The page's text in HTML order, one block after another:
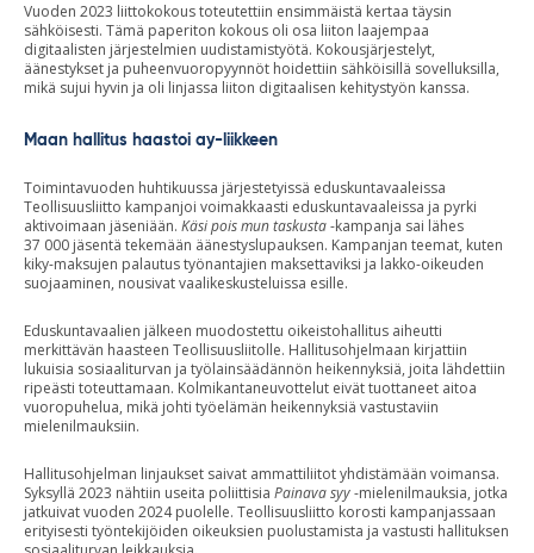
Vuoden 2023 liittokokous toteutettiin ensimmäistä kertaa täysin
sähköisesti. Tämä paperiton kokous oli osa liiton laajempaa
digitaalisten järjestelmien uudistamistyötä. Kokousjärjestelyt,
äänestykset ja puheenvuoropyynnöt hoidettiin sähköisillä sovelluksilla,
mikä sujui hyvin ja oli linjassa liiton digitaalisen kehitystyön kanssa.
Maan hallitus haastoi ay-liikkeen
Toimintavuoden huhtikuussa järjestetyissä eduskuntavaaleissa
Teollisuusliitto kampanjoi voimakkaasti eduskuntavaaleissa ja pyrki
aktivoimaan jäseniään. Käsi pois mun taskusta-kampanja sai lähes
37 000 jäsentä tekemään äänestyslupauksen. Kampanjan teemat, kuten
kiky-maksujen palautus työnantajien maksettaviksi ja lakko-oikeuden
suojaaminen, nousivat vaalikeskusteluissa esille.
Eduskuntavaalien jälkeen muodostettu oikeistohallitus aiheutti
merkittävän haasteen Teollisuusliitolle. Hallitusohjelmaan kirjattiin
lukuisia sosiaaliturvan ja työlainsäädännön heikennyksiä, joita lähdettiin
ripeästi toteuttamaan. Kolmikantaneuvottelut eivät tuottaneet aitoa
vuoropuhelua, mikä johti työelämän heikennyksiä vastustaviin
mielenilmauksiin.
Hallitusohjelman linjaukset saivat ammattiliitot yhdistämään voimansa.
Syksyllä 2023 nähtiin useita poliittisia Painava syy-mielenilmauksia, jotka
jatkuivat vuoden 2024 puolelle. Teollisuusliitto korosti kampanjassaan
erityisesti työntekijöiden oikeuksien puolustamista ja vastusti hallituksen